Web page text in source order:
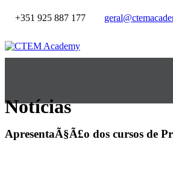
+351 925 887 177
Notícias
ApresentaÃ§Ã£o dos cursos de